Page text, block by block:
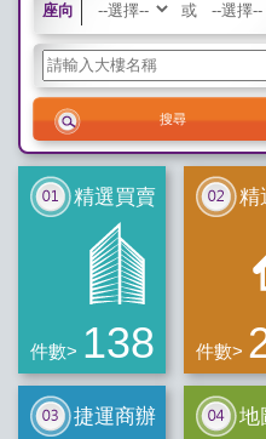
座向 或
精選買賣
件數> 138
精
件數>
捷運商辦 地